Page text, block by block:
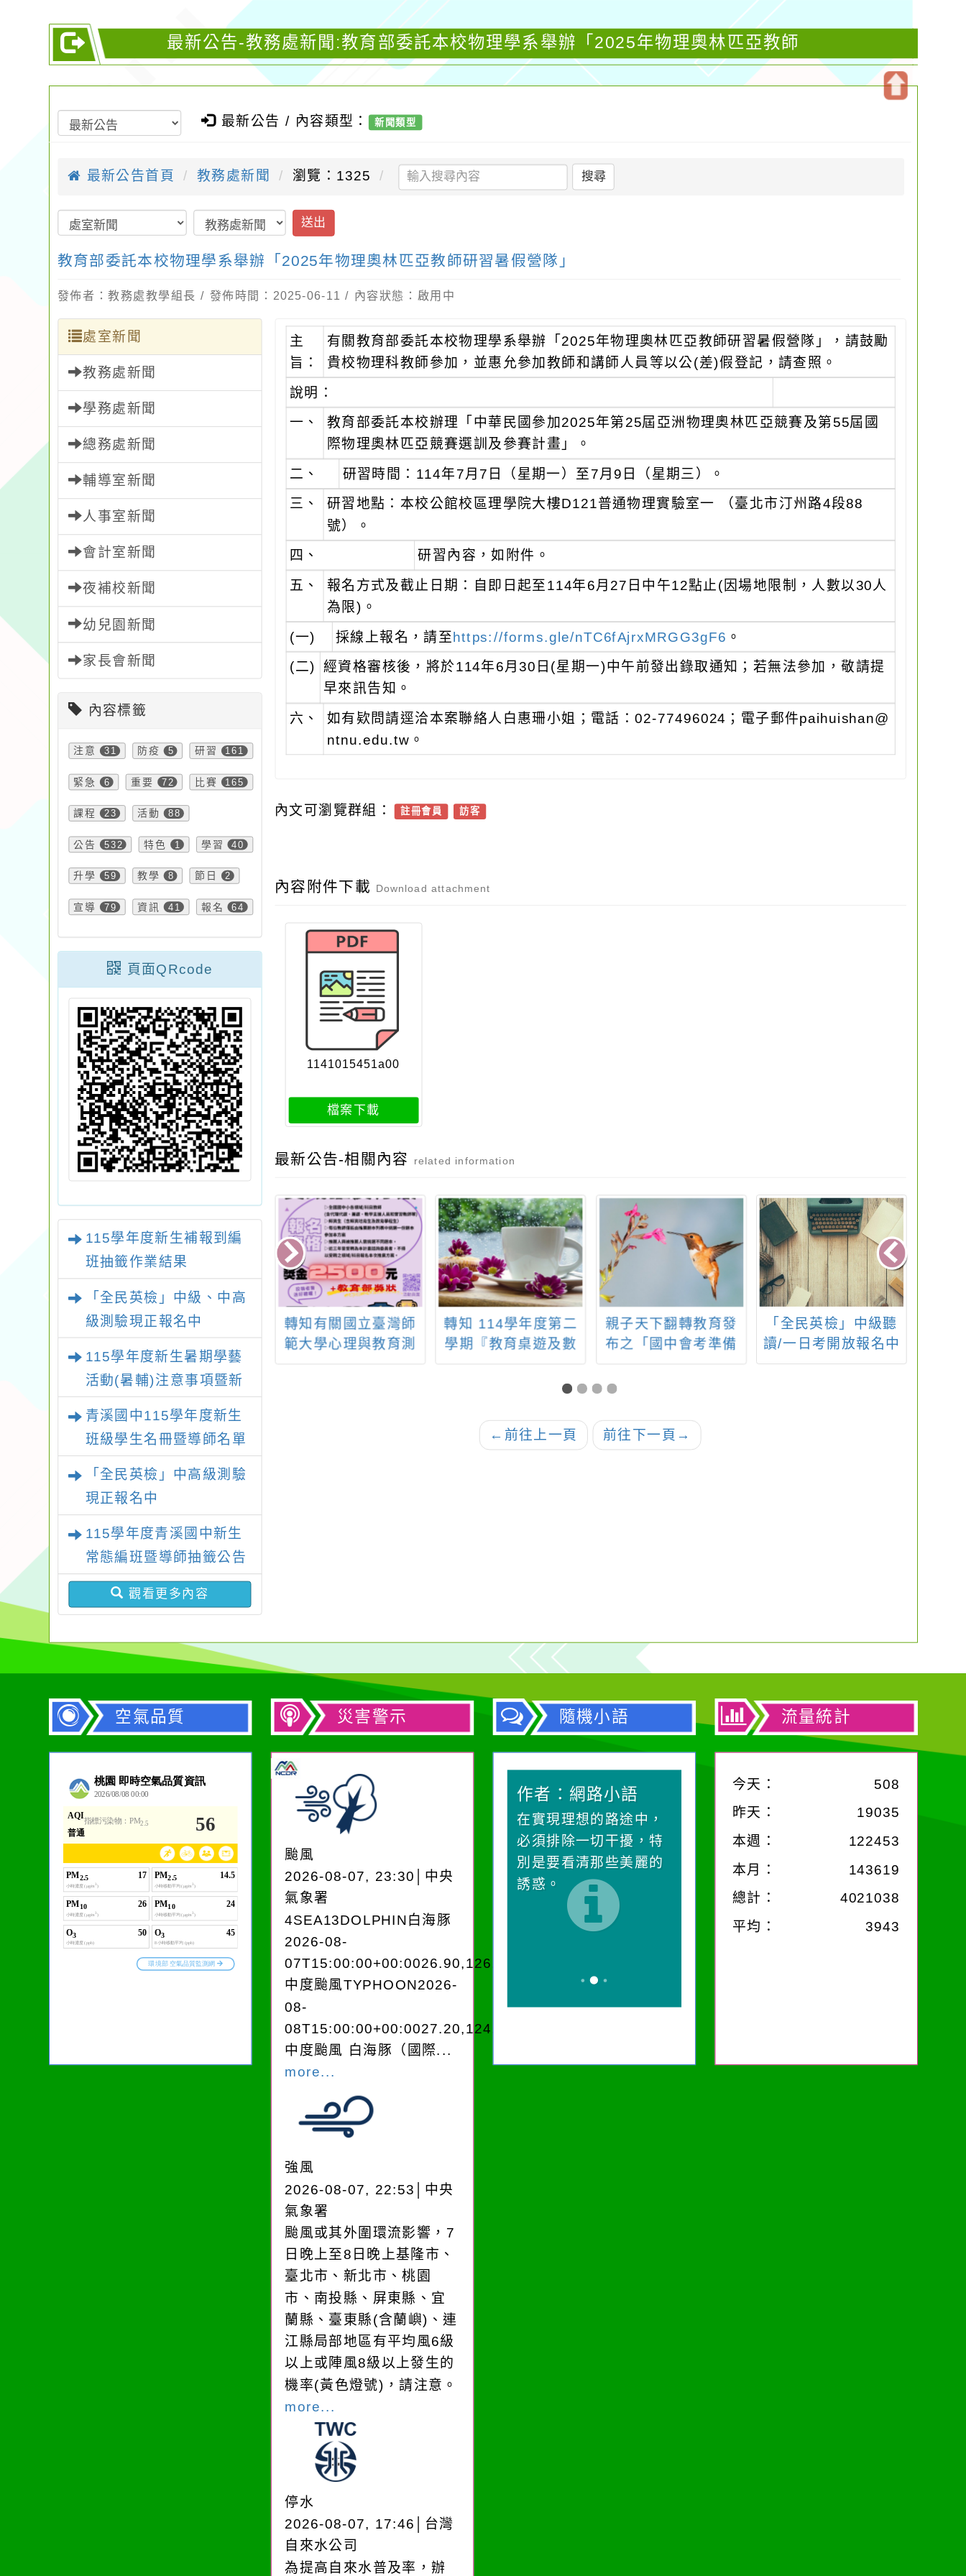
最新公告-教務處新聞:教育部委託本校物理學系舉辦「2025年物理奧林匹亞教師
最新公告 / 內容類型： 新聞類型
最新公告首頁 教務處新聞 瀏覽：1325 搜尋
送出
教育部委託本校物理學系舉辦「2025年物理奧林匹亞教師研習暑假營隊」
發佈者：教務處教學組長 / 發佈時間：2025-06-11 / 內容狀態：啟用中
處室新聞
教務處新聞
學務處新聞
總務處新聞
輔導室新聞
人事室新聞
會計室新聞
夜補校新聞
幼兒園新聞
家長會新聞
內容標籤
注意 31 防疫 5 研習 161
緊急 6 重要 72 比賽 165
課程 23 活動 88
公告 532 特色 1 學習 40
升學 59 教學 8 節日 2
宣導 79 資訊 41 報名 64
頁面QRcode
115學年度新生補報到編
班抽籤作業結果
「全民英檢」中級、中高
級測驗現正報名中
115學年度新生暑期學藝
活動(暑輔)注意事項暨新
青溪國中115學年度新生
班級學生名冊暨導師名單
「全民英檢」中高級測驗
現正報名中
115學年度青溪國中新生
常態編班暨導師抽籤公告
觀看更多內容
主
旨：
有關教育部委託本校物理學系舉辦「2025年物理奧林匹亞教師研習暑假營隊」，請鼓勵
貴校物理科教師參加，並惠允參加教師和講師人員等以公(差)假登記，請查照。
說明：
一、
教育部委託本校辦理「中華民國參加2025年第25屆亞洲物理奧林匹亞競賽及第55屆國
際物理奧林匹亞競賽選訓及參賽計畫」。
二、
研習時間：114年7月7日（星期一）至7月9日（星期三）。
三、
研習地點：本校公館校區理學院大樓D121普通物理實驗室一 （臺北市汀州路4段88
號）。
四、
研習內容，如附件。
五、
報名方式及截止日期：自即日起至114年6月27日中午12點止(因場地限制，人數以30人
為限)。
(一)
採線上報名，請至https://forms.gle/nTC6fAjrxMRGG3gF6 。
(二) 經資格審核後，將於114年6月30日(星期一)中午前發出錄取通知；若無法參加，敬請提
早來訊告知。
六、
如有欵問請逕洽本案聯絡人白惠珊小姐；電話：02-77496024；電子郵件paihuishan@
ntnu.edu.tw。
內文可瀏覽群組： 註冊會員 訪客
內容附件下載 Download attachment
1141015451a00
檔案下載
最新公告-相關內容 related information
學於教育部磨
能進修課程
轉知有關國立臺灣師
驗研究發展中心辦理
115年素養導向課室評
量實踐推廣方案
轉知 114學年度第二
學期『教育桌遊及數
親子天下翻轉教育發
布之「國中會考準備
「全民英檢」中級聽
讀/一日考開放報名中
轉知國立清華大學師
資培育中心建置教育
實習指導教授群資
← 前往上一頁 前往下一頁 →
空氣品質 災害警示
颱風
2026-08-07, 23:30│中央
氣象署
4SEA13DOLPHIN白海豚
2026-08-
07T15:00:00+00:0026.90,126.604050950280
中度颱風TYPHOON2026-
08-
08T15:00:00+00:0027.20,124.204050950280
中度颱風 白海豚（國際...
more...
強風
2026-08-07, 22:53│中央
氣象署
颱風或其外圍環流影響，7
日晚上至8日晚上基隆市、
臺北市、新北市、桃園
市、南投縣、屏東縣、宜
蘭縣、臺東縣(含蘭嶼)、連
江縣局部地區有平均風6級
以上或陣風8級以上發生的
機率(黃色燈號)，請注意。
more...
停水
2026-08-07, 17:46│台灣
自來水公司
為提高自來水普及率，辦
隨機小語
一杯清水因滴入一滴污
水而變污濁，一杯污水
卻不會因一滴清水的存
在而變清澈。
作者：網路小語
在實現理想的路途中，
誘惑。
作者：網路小語
生活是一面鏡子。你對
它笑，它就對你笑；你
對它哭，它也對你哭。
流量統計
今天：
508
昨天：
19035
本週： 122453
本月：
143619
總計：
4021038
平均：
3943